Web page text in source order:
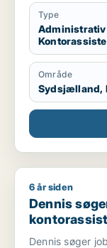
Type
Administrativ
Område
Sydsjælland,
Dennis søger
6 år siden
Dennis
Dennis søger